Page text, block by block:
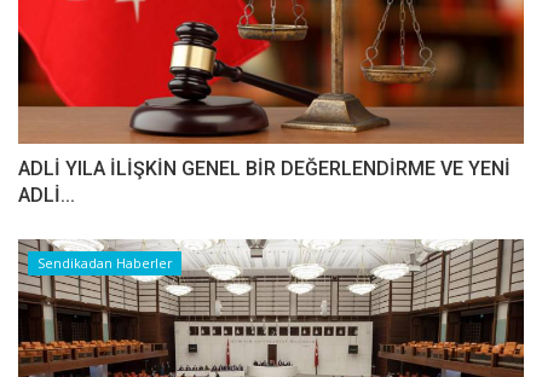
ADLİ YILA İLİŞKİN GENEL BİR DEĞERLENDİRME VE YENİ
ADLİ...
Sendikadan Haberler